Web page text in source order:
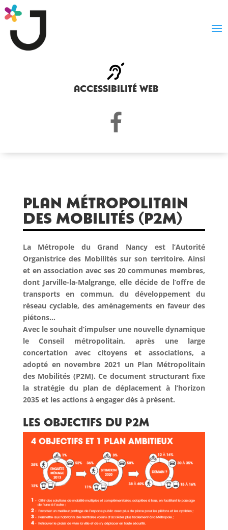
accessibilité web
Plan métropolitain
des mobilités (p2m)
La Métropole du Grand Nancy est l’Autorité
Organistrice des Mobilités sur son territoire. Ainsi
et en association avec ses 20 communes membres,
dont Jarville-la-Malgrange, elle décide de l’offre de
transports en commun, du développement du
réseau cyclable, des aménagements en faveur des
piétons…
Avec le souhait d’impulser une nouvelle dynamique
le Conseil métropolitain, après une large
concertation avec citoyens et associations, a
adopté en novembre 2021 un Plan Métropolitain
des Mobilités (P2M). Ce document structurant fixe
la stratégie du plan de déplacement à l’horizon
2035 et les actions à engager dès à présent.
Les objectifs du p2m